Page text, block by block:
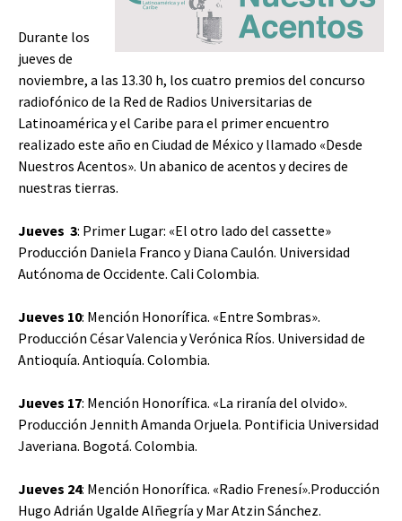
Durante los
jueves de
noviembre, a las 13.30 h, los cuatro premios del concurso
radiofónico de la Red de Radios Universitarias de
Latinoamérica y el Caribe para el primer encuentro
realizado este año en Ciudad de México y llamado «Desde
Nuestros Acentos». Un abanico de acentos y decires de
nuestras tierras.
Jueves 3: Primer Lugar: «El otro lado del cassette»
Producción Daniela Franco y Diana Caulón. Universidad
Autónoma de Occidente. Cali Colombia.
Jueves 10: Mención Honorífica. «Entre Sombras».
Producción César Valencia y Verónica Ríos. Universidad de
Antioquía. Antioquía. Colombia.
Jueves 17: Mención Honorífica. «La riranía del olvido».
Producción Jennith Amanda Orjuela. Pontificia Universidad
Javeriana. Bogotá. Colombia.
Jueves 24: Mención Honorífica. «Radio Frenesí».Producción
Hugo Adrián Ugalde Alñegría y Mar Atzin Sánchez.